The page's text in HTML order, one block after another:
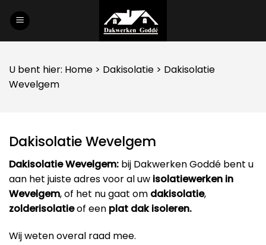
U bent hier: Home > Dakisolatie > Dakisolatie
Wevelgem
Dakisolatie Wevelgem
Dakisolatie Wevelgem: bij Dakwerken Goddé bent u
aan het juiste adres voor al uw isolatiewerken in
Wevelgem, of het nu gaat om dakisolatie,
zolderisolatieof een plat dak isoleren.
Wij weten overal raad mee.